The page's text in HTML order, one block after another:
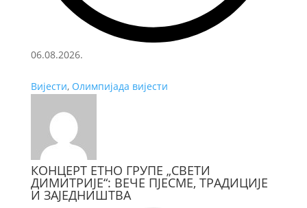
06.08.2026.
Вијести, Олимпијада вијести
КОНЦЕРТ ЕТНО ГРУПЕ „СВЕТИ
ДИМИТРИЈЕ“: ВЕЧЕ ПЈЕСМЕ, ТРАДИЦИЈЕ
И ЗАЈЕДНИШТВА